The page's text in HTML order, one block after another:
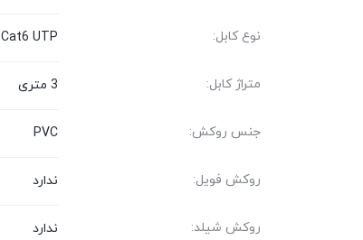
نوع کابل: Cat6 UTP
متراژ کابل: 3 متری
جنس روکش: PVC
روکش فویل: ندارد
روکش شیلد: ندارد